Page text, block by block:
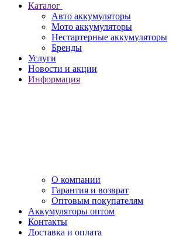
Каталог
Авто аккумуляторы
Мото аккумуляторы
Нестартерные аккумуляторы
Бренды
Услуги
Новости и акции
Информация
О компании
Гарантия и возврат
Оптовым покупателям
Аккумуляторы оптом
Контакты
Доставка и оплата